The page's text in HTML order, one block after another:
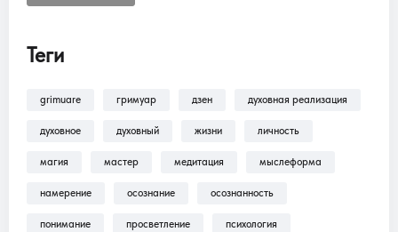
В разделеПомощь >Как оформить
подписку?!— находится пошаговая инструкция
Трансляции, Аудиокниги .
Теги
grimuare гримуар дзен духовная реализация
духовное духовный жизни личность
магия мастер медитация мыслеформа
намерение осознание осознанность
понимание просветление психология